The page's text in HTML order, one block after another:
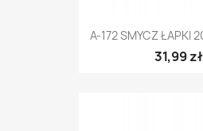
A-172 SMYCZ ŁAPKI
31,99 zł